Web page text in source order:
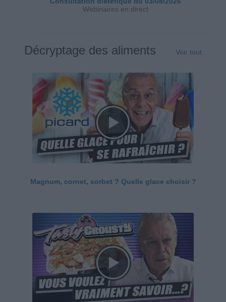
Webinaires en direct
Décryptage des aliments Voir tout
Magnum, cornet, sorbet ? Quelle glace choisir ?